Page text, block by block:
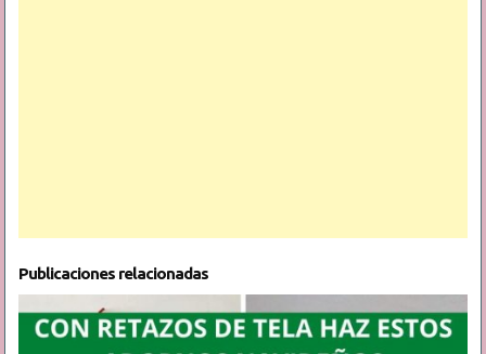
Publicaciones relacionadas